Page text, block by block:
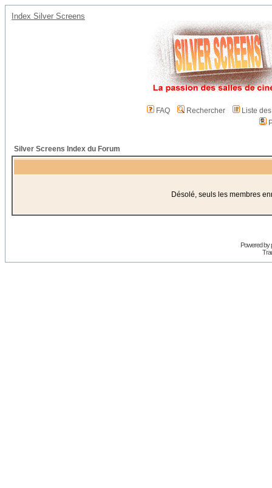
Index Silver Screens
FAQ Rechercher
Liste
Silver Screens Index du Forum
Désolé, seuls les membres
Powered by